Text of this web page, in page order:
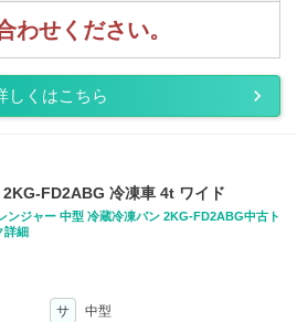
わせください。
しくはこちら
2KG-FD2ABG 冷凍車 4t ワイド
ンジャー 中型 冷蔵冷凍バン 2KG-FD2ABG中古ト
詳細
サ
中型